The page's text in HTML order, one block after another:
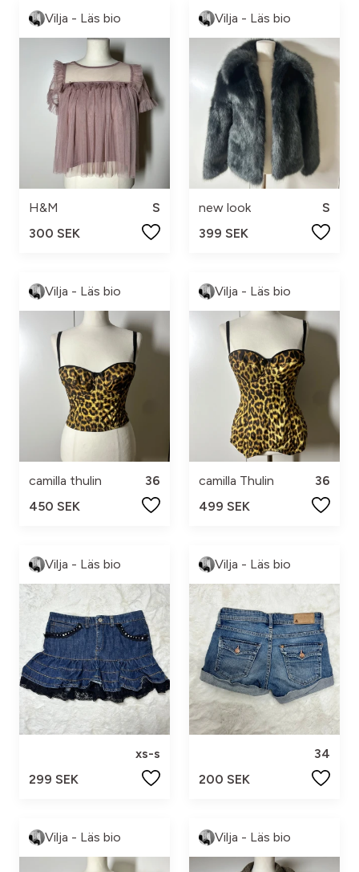
Vilja - Läs bio
H&M
S
300 SEK
Vilja - Läs bio
new look
S
399 SEK
Vilja - Läs bio
camilla thulin
36
450 SEK
Vilja - Läs bio
camilla Thulin
36
499 SEK
Vilja - Läs bio
xs-s
299 SEK
Vilja - Läs bio
34
200 SEK
Vilja - Läs bio Vilja - Läs bio